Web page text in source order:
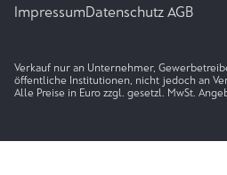
ImpressumDatenschutz AGB
Verkauf nur an Unternehmer,
öffentliche Institutionen, nicht jedoch an
Alle Preise in Euro zzgl. gesetzl. MwSt.